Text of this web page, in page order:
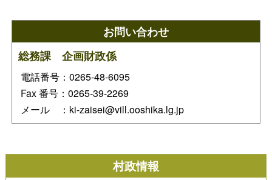
お問い合わせ
総務課 企画財政係
電話番号：0265-48-6095
Fax 番号：0265-39-2269
メール ：ki-zaisei@vill.ooshika.lg.jp
村政情報